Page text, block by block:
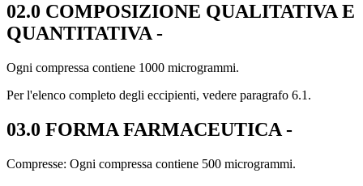
02.0 COMPOSIZIONE QUALITATIVA E
QUANTITATIVA -
Ogni compressa contiene 1000 microgrammi.
Per l'elenco completo degli eccipienti, vedere paragrafo 6.1.
03.0 FORMA FARMACEUTICA -
Compresse: Ogni compressa contiene 500 microgrammi.